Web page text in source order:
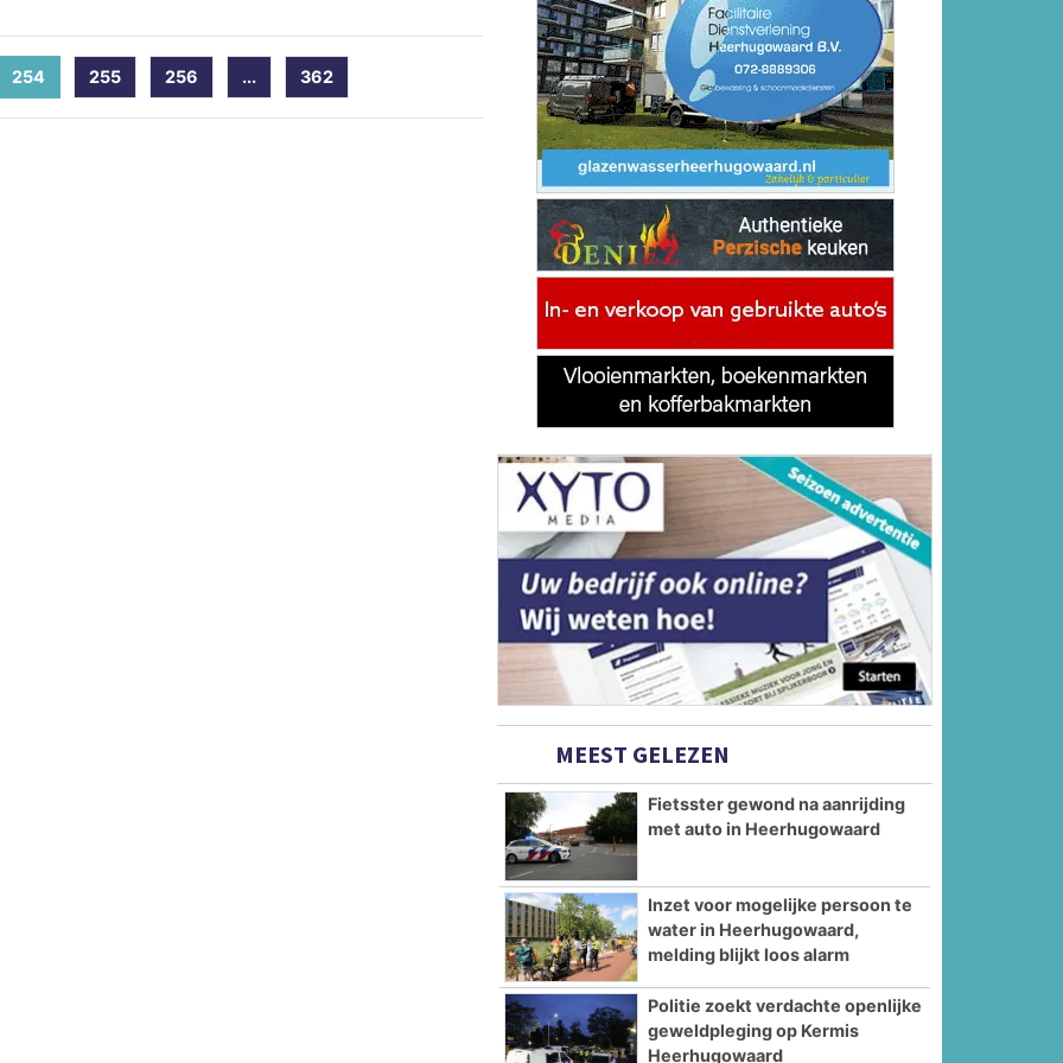
254 (current)
255 256 ... 362
MEEST GELEZEN
Fietsster gewond na aanrijding
met auto in Heerhugowaard
Inzet voor mogelijke persoon te
water in Heerhugowaard,
melding blijkt loos alarm
Politie zoekt verdachte openlijke
geweldpleging op Kermis
Heerhugowaard